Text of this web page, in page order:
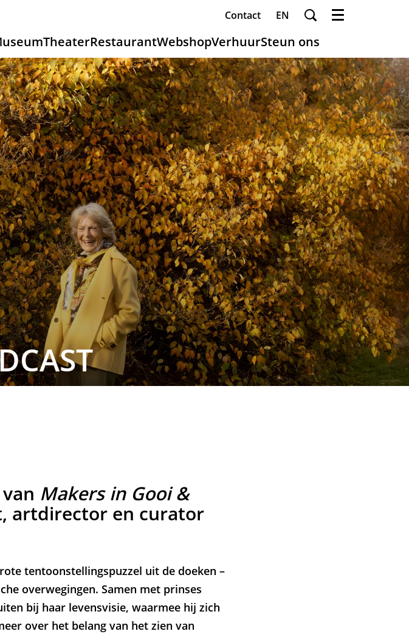
Contact EN
TheaterRestaurantWebshopVerhuurSteun ons
Menu
Makers in Gooi &
artdirector en curator
tentoonstellingspuzzel uit de doeken –
overwegingen. Samen met prinses
bij haar levensvisie, waarmee hij zich
over het belang van het zien van